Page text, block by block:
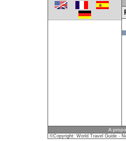
A
©Copyright: World Travel Guide -